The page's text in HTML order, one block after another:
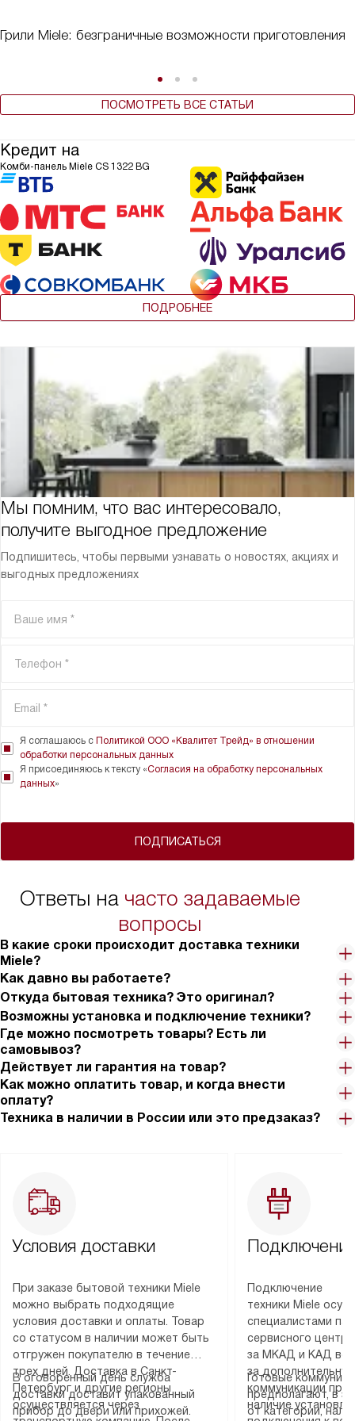
Грили Miele: безграничные возможности приготовления
ПОСМОТРЕТЬ ВСЕ СТАТЬИ
Кредит на
Комби-панель Miele CS 1322 BG
ПОДРОБНЕЕ
Мы помним, что вас интересовало,
получите выгодное предложение
Подпишитесь, чтобы первыми узнавать о новостях, акциях и
выгодных предложениях
ПОДПИСАТЬСЯ
Я соглашаюсь с Политикой ООО «Квалитет Трейд» в отношении
обработки персональных данных
Я присоединяюсь к тексту «Согласия на обработку персональных
данных»
Ответы на часто задаваемые
вопросы
В какие сроки происходит доставка техники
Miele?
Как давно вы работаете?
Откуда бытовая техника? Это оригинал?
Возможны установка и подключение техники?
Где можно посмотреть товары? Есть ли
самовывоз?
Действует ли гарантия на товар?
Как можно оплатить товар, и когда внести
оплату?
Техника в наличии в России или это предзаказ?
Условия доставки
При заказе бытовой техники Miele
можно выбрать подходящие
условия доставки и оплаты. Товар
со статусом в наличии может быть
отгружен покупателю в течение
трех дней. Доставка в Санкт-
Петербург и другие регионы
осуществляется через
В оговоренный день служба
доставки доставит упакованный
прибор до двери или прихожей.
Подключение
техники Miele
специалистами
сервисного
за МКАД и КАД
за
коммуникации
наличие
Готовые
предполагают, в
от категории,